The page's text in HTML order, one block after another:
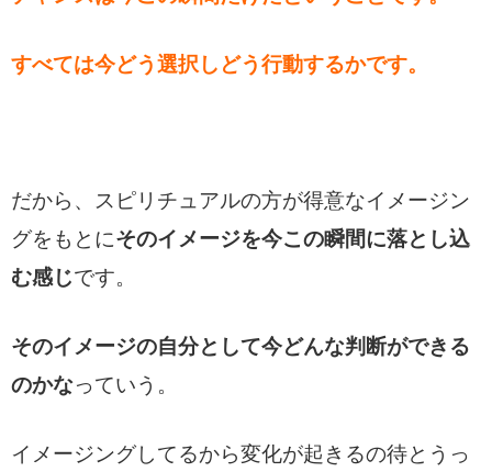
すべては今どう選択しどう行動するかです。
だから、スピリチュアルの方が得意なイメージン
グをもとにそのイメージを今この瞬間に落とし込
む感じです。
そのイメージの自分として今どんな判断ができる
のかなっていう。
イメージングしてるから変化が起きるの待とうっ